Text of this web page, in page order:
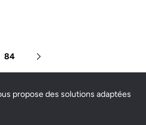
84
Page suivante
propose des solutions adaptées